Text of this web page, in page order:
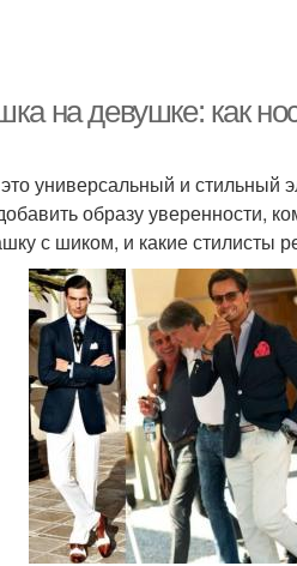
на девушке: как
универсальный и стильный
образу уверенности,
с шиком, и какие стилисты